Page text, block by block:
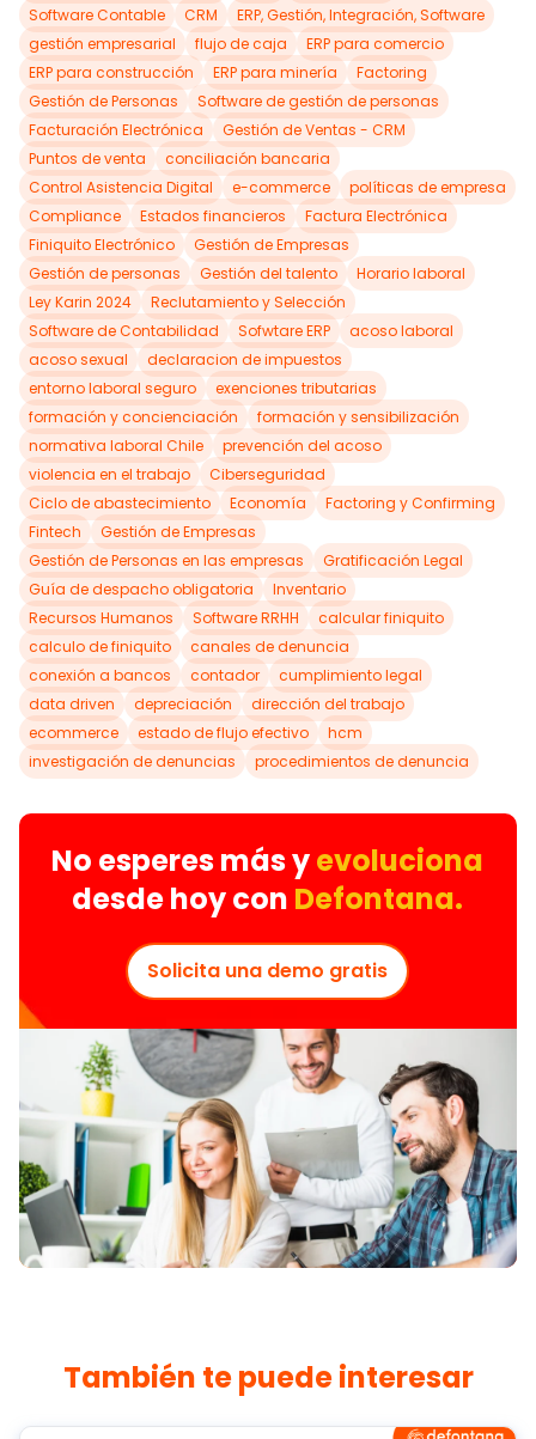
Software Contable
CRM
ERP, Gestión, Integración, Software
gestión empresarial
flujo de caja
ERP para comercio
ERP para construcción
ERP para minería
Factoring
Gestión de Personas
Software de gestión de personas
Facturación Electrónica
Gestión de Ventas - CRM
Puntos de venta
conciliación bancaria
Control Asistencia Digital
e-commerce
políticas de empresa
Compliance
Estados financieros
Factura Electrónica
Finiquito Electrónico
Gestión de Empresas
Gestión de personas
Gestión del talento
Horario laboral
Ley Karin 2024
Reclutamiento y Selección
Software de Contabilidad
Sofwtare ERP
acoso laboral
acoso sexual
declaracion de impuestos
entorno laboral seguro
exenciones tributarias
formación y concienciación
formación y sensibilización
normativa laboral Chile
prevención del acoso
violencia en el trabajo
Ciberseguridad
Ciclo de abastecimiento
Economía
Factoring y Confirming
Fintech
Gestión de Empresas
Gestión de Personas en las empresas
Gratificación Legal
Guía de despacho obligatoria
Inventario
Recursos Humanos
Software RRHH
calcular finiquito
calculo de finiquito
canales de denuncia
conexión a bancos
contador
cumplimiento legal
data driven
depreciación
dirección del trabajo
ecommerce
estado de flujo efectivo
hcm
investigación de denuncias
procedimientos de denuncia
No esperes más yevoluciona
desde hoy con Defontana.
Solicita una demo gratis
También te puede interesar